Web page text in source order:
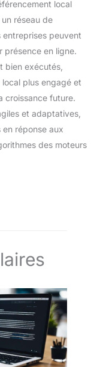
local
réseau de
peuvent
présence en ligne.
bien exécutés,
plus engagé et
croissance future.
et adaptatives,
réponse aux
des moteurs